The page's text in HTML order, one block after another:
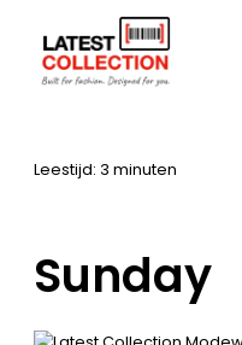
inhoud
Home –Merken–
Leestijd: 3 minuten
Sunday